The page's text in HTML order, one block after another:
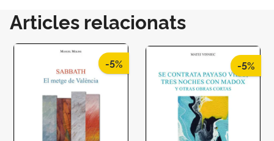
Articles relacionats
-5% -5%